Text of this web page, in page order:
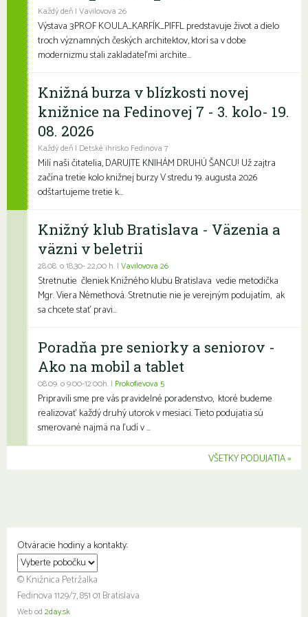
Každý deň | Vavilovova 26
Výstava 3PROF KOULA_KARFÍK_PIFFL predstavuje život a dielo
troch významných českých architektov, ktorí sa v dobe
modernizmu stali zakladateľmi archite...
Knižná burza v blízkosti novej
knižnice na Fedinovej 7 - 3. kolo- 19.
08. 2026
Každý deň | Detské ihrisko Fedinova 7
Milí naši čitatelia, DARUJTE KNIHÁM DRUHÚ ŠANCU! Už zajtra
začína tretie kolo knižnej burzy V stredu 19. augusta 2026
odštartujeme tretie k...
Knižný klub Bratislava - Väzenia a
väzni v beletrii
28.08. o 18,30- 22,00 h. | Vavilovova 26
Stretnutie členiek Knižného klubu Bratislava vedie metodička
Mgr. Viera Némethová. Stretnutie nie je verejným podujatím, ak
sa chcete stať pravi...
Poradňa pre seniorky a seniorov -
Ako na mobil a tablet
08.09. o 9:00-12:00h. | Prokofievova 5
Pripravili sme pre vás pravidelné poradenstvo, ktoré budeme
realizovať každý druhý utorok v mesiaci. Tieto podujatia sú
smerované najmä na ľudí v ...
VŠETKY PODUJATIA
Otváracie hodiny a kontakty:
© Knižnica Petržalka
Fedinova 1129/7, 851 01 Bratislava
Web od 2day.sk